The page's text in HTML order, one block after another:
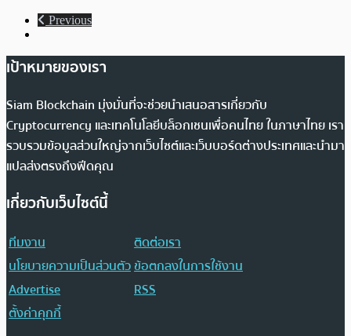
Previous
เป้าหมายของเรา
Siam Blockchain มุ่งมั่นที่จะช่วยนำเสนอสารเกี่ยวกับ
Cryptocurrency และเทคโนโลยีบล็อกเชนเพื่อคนไทย ในภาษาไทย เรา
รวบรวมข้อมูลส่วนใหญ่จากเว็บไซต์และเว็บบอร์ดต่างประเทศและนำมา
แปลส่งตรงถึงฟีดคุณ
เกี่ยวกับเว็บไซต์นี้
ทีมงาน
ติดต่อเรา
นโยบายความเป็นส่วนตัวข้อตกลงในการใช้งาน
Advertise
RSS
ตั้งค่าคุกกี้